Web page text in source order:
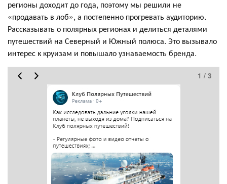
регионы доходит до года, поэтому мы решили не
«продавать в лоб», а постепенно прогревать аудиторию.
Рассказывать о полярных регионах и делиться деталями
путешествий на Северный и Южный полюса. Это вызывало
интерес к круизам и повышало узнаваемость бренда.
1 / 3